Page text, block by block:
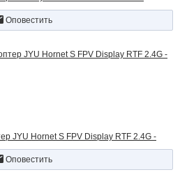
Оповестить
JYU Hornet S FPV Display RTF 2.4G -
Оповестить